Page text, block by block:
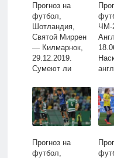
Прогноз на
футбол,
Шотландия,
Святой Миррен
— Килмарнок,
29.12.2019.
Сумеют ли
серию неудач?
ЧМ-
Прогноз на
футбол,